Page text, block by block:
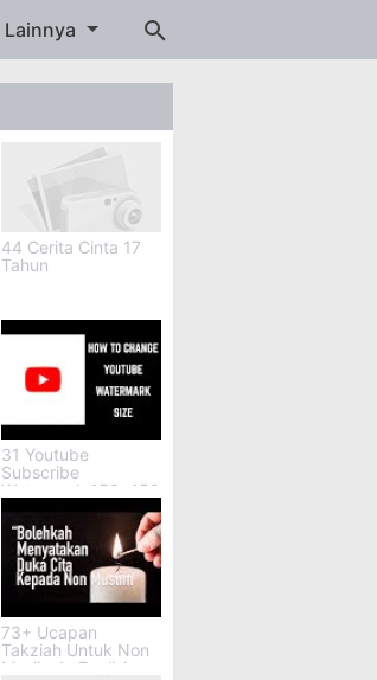
Lainnya
44 Cerita Cinta 17
Tahun
31 Youtube
Subscribe
Watermark 150x150
73+ Ucapan
Takziah Untuk Non
Muslim In English